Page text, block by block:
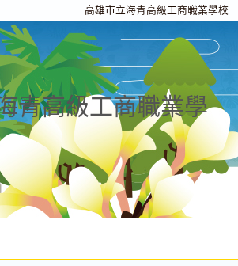
高雄市立海青高級工商職業學校
青高級工商職業學